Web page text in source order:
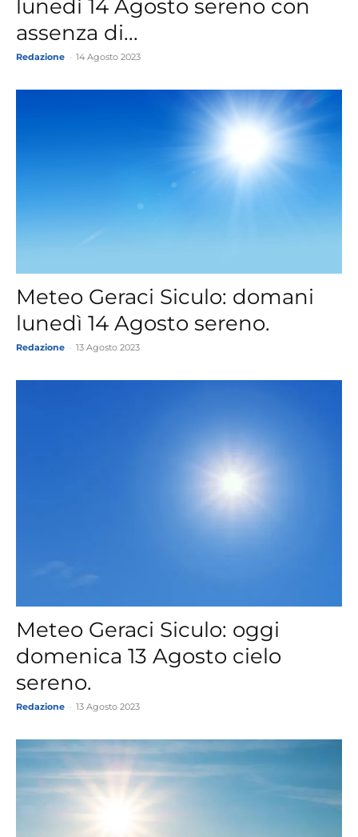
lunedì 14 Agosto sereno con
assenza di...
Redazione 14 Agosto 2023
Meteo Geraci Siculo: domani
lunedì 14 Agosto sereno.
Redazione 13 Agosto 2023
Meteo Geraci Siculo: oggi
domenica 13 Agosto cielo
sereno.
Redazione 13 Agosto 2023